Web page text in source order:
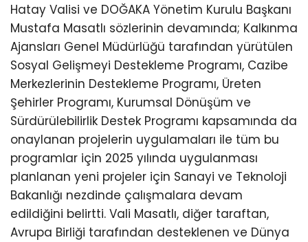
Hatay Valisi ve DOĞAKA Yönetim Kurulu Başkanı
Mustafa Masatlı sözlerinin devamında; Kalkınma
Ajansları Genel Müdürlüğü tarafından yürütülen
Sosyal Gelişmeyi Destekleme Programı, Cazibe
Merkezlerinin Destekleme Programı, Üreten
Şehirler Programı, Kurumsal Dönüşüm ve
Sürdürülebilirlik Destek Programı kapsamında da
onaylanan projelerin uygulamaları ile tüm bu
programlar için 2025 yılında uygulanması
planlanan yeni projeler için Sanayi ve Teknoloji
Bakanlığı nezdinde çalışmalara devam
edildiğini belirtti. Vali Masatlı, diğer taraftan,
Avrupa Birliği tarafından desteklenen ve Dünya